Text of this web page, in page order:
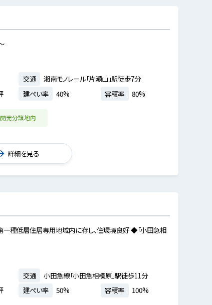
交通
湘南モノレール「片瀬山」駅徒歩7分
建ぺい率 40% 容積率 80%
開発分譲地内
詳細を見る
低層住居専用地域内に存し、住環境良好 ◆「小田急相
交通
小田急線「小田急相模原」駅徒歩11分
建ぺい率 50% 容積率 100%